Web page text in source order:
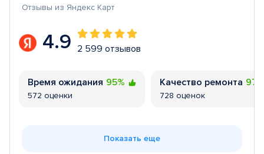
Отзывы из Яндекс Карт
4.9 2 599 отзывов
Время ожидания 95%
572 оценки
Качество ремонта
728 оценок
Показать еще